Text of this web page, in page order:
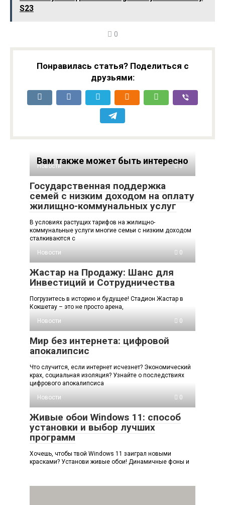
S23
0
Понравилась статья? Поделиться с
друзьями:
Вам также может быть интересно
Новости 0
Государственная поддержка
семей с низким доходом на оплату
жилищно-коммунальных услуг
В условиях растущих тарифов на жилищно-
коммунальные услуги многие семьи с низким доходом
сталкиваются с
Новости
0
Жастар на Продажу: Шанс для
Инвестиций и Сотрудничества
Погрузитесь в историю и будущее! Стадион Жастар в
Кокшетау – это не просто арена,
Новости
0
Мир без интернета: цифровой
апокалипсис
Что случится, если интернет исчезнет? Экономический
крах, социальная изоляция? Узнайте о последствиях
цифрового апокалипсиса
Новости
0
Живые обои Windows 11: способ
установки и выбор лучших
программ
Хочешь, чтобы твой Windows 11 заиграл новыми
красками? Установи живые обои! Динамичные фоны и